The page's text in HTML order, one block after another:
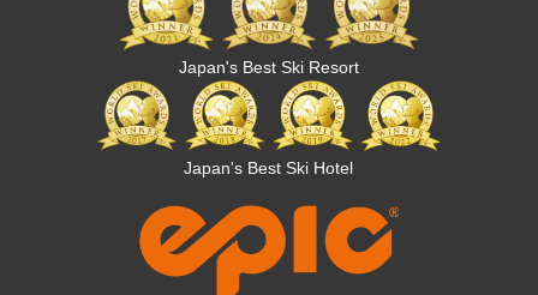
Japan's Best Ski Resort
Japan's Best Ski Hotel